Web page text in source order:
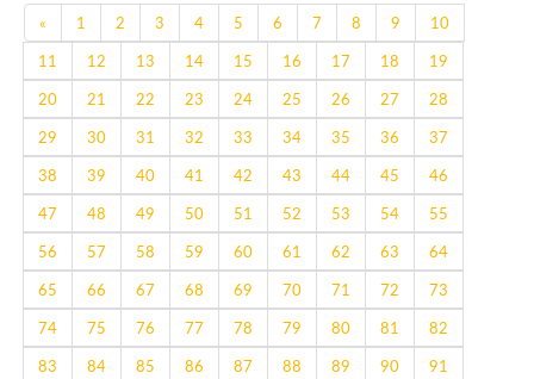
« Previous
1 2 3 4 5 6 7 8 9
10
11
12 13 14 15 16 17 18
19
20
21 22 23 24 25 26 27
28
29
30 31 32 33 34 35 36
37
38
39 40 41 42 43 44 45
46
47
48 49 50 51 52 53 54
55
56
57 58 59 60 61 62 63
64
65
66 67 68 69 70 71 72
73
74
75 76 77 78 79 80 81
82
83
84 85 86 87 88 89 90
91